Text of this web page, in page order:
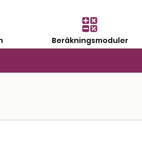
Beräkningsmoduler